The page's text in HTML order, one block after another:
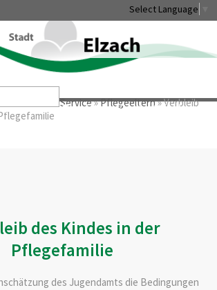
Select Language
»Service»Pflegeeltern»Verbleib
Rathaus & Service Stadtentwicklung &
des Kindes in der
Pflegefamilie
des Jugendamts die Bedingungen